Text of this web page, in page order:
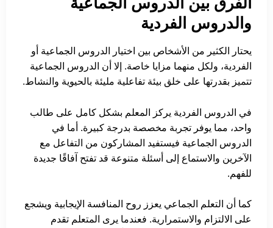
والدروس الفردية
يحتار الكثير من الأشخاص بين اختيار الدروس الجماعية أو
الفردية، ولكل منهما مزايا خاصة. إلا أن الدروس الجماعية
تتميز بقدرتها على خلق بيئة تفاعلية مليئة بالحيوية والنشاط.
في الدروس الفردية يركز المعلم بشكل كامل على طالب
واحد، مما يوفر تجربة مخصصة بدرجة كبيرة. أما في
الدروس الجماعية فيستفيد المشاركون من التفاعل مع
الآخرين والاستماع إلى أسئلة متنوعة قد تفتح آفاقًا جديدة
للفهم.
كما أن التعلم الجماعي يعزز روح المنافسة الإيجابية ويشجع
على الالتزام والاستمرارية. فعندما يرى المتعلم تقدم